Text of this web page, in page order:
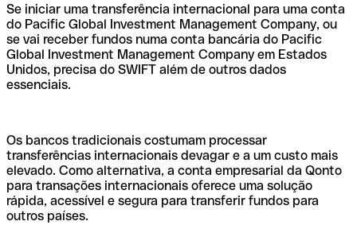
Se iniciar uma transferência internacional para uma conta
do Pacific Global Investment Management Company, ou
se vai receber fundos numa conta bancária do Pacific
Global Investment Management Company em Estados
Unidos, precisa do SWIFT além de outros dados
essenciais.
Os bancos tradicionais costumam processar
transferências internacionais devagar e a um custo mais
elevado. Como alternativa, a conta empresarial da Qonto
para transações internacionais oferece uma solução
rápida, acessível e segura para transferir fundos para
outros países.